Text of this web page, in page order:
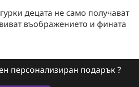
децата не само получават
въображението и фината
персонализиран подарък ?